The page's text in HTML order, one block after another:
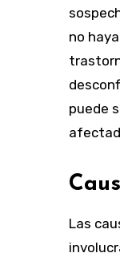
no
puede
Las